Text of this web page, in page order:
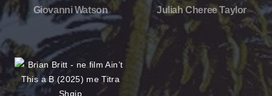
Giovanni Watson Juliah Cheree Taylor